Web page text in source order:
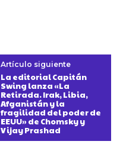
Artículo siguiente
La editorial Capitán
Swing lanza «La
Retirada. Irak, Libia,
Afganistán y la
fragilidad del poder de
EEUU» de Chomsky y
Vijay Prashad